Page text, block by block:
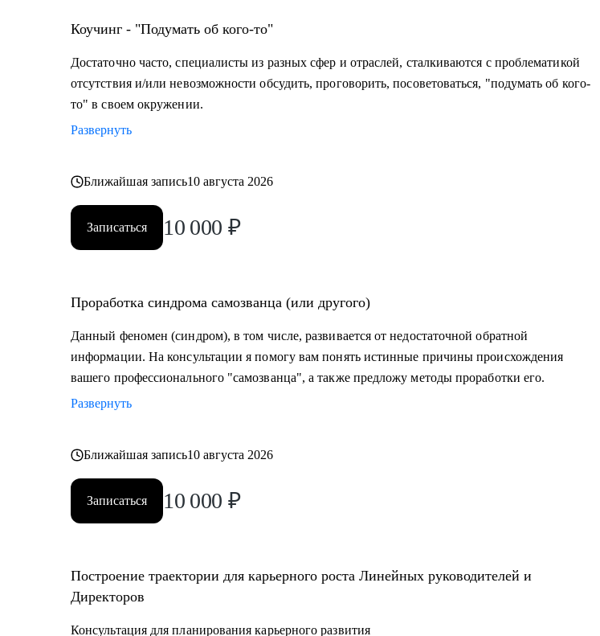
Коучинг - "Подумать об кого-то"
Достаточно часто, специалисты из разных сфер и отраслей, сталкиваются с проблематикой
отсутствия и/или невозможности обсудить, проговорить, посоветоваться, "подумать об кого-
то" в своем окружении.
Развернуть
Ближайшая запись10 августа 2026
Записаться 10 000 ₽
Проработка синдрома самозванца (или другого)
Данный феномен (синдром), в том числе, развивается от недостаточной обратной
информации. На консультации я помогу вам понять истинные причины происхождения
вашего профессионального "самозванца", а также предложу методы проработки его.
Развернуть
Ближайшая запись10 августа 2026
Записаться 10 000 ₽
Построение траектории для карьерного роста Линейных руководителей и
Директоров
Консультация для планирования карьерного развития